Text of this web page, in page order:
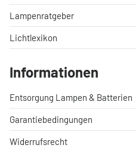
Lampenratgeber
Lichtlexikon
Informationen
Entsorgung Lampen & Batterien
Garantiebedingungen
Widerrufsrecht